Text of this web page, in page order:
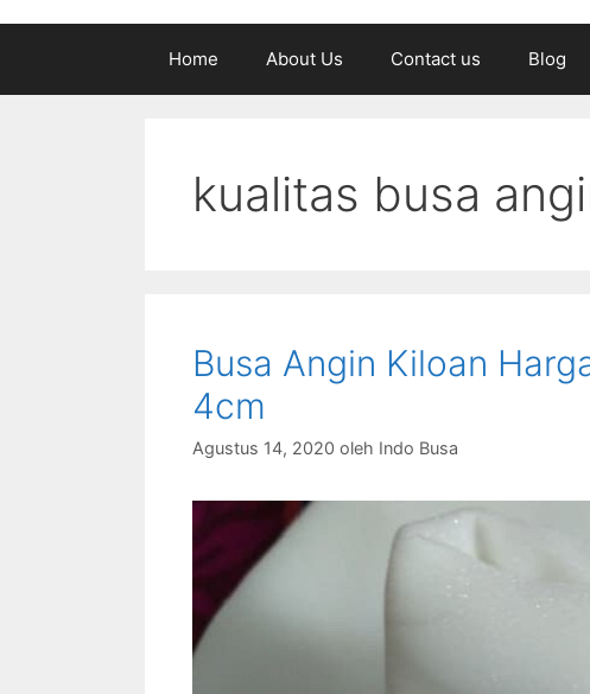
Home About Us Contact us Blog
kualitas busa
Busa Angin Kiloan
4cm
Agustus 14, 2020 oleh Indo Busa